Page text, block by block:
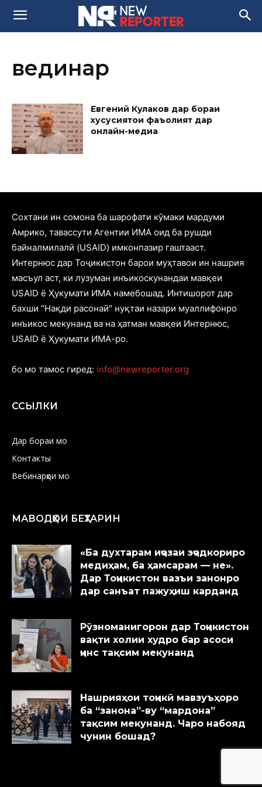
вединар
Евгений Кулаков дар бораи
хусусиятҳои фаъолият дар
онлайн-медиа
Cохтани ин сомона ба шарофати кӯмаки мардуми
Амрико, тавассути Агентии ИМА оид ба рушди
байналмилалӣ (USAID) имконпазир гаштааст.
Интернюс дар Тоҷикистон барои муҳтавои ин нашрия
масъул аст, ки лузуман инъикоскунандаи мавқеи
USAID ё Ҳукумати ИМА намебошад. Интишорот дар
бахши "Нақди расонаӣ" нуқтаи назари муаллифонро
инъикос мекунанд ва на ҳатман мавқеи Интернюс,
USAID ё Ҳукумати ИМА-ро.
бо мо тамос гиред: info@newreporter.org
ССЫЛКИ
Дар бораи мо
Контакты
Вебинарҳои мо
МАВОДҲОИ БЕҲТАРИН
«Ба духтарам иҷозаи эҷодкориро
медиҳам, ба ҳамсарам — не».
Дар Тоҷикистон вазъи занонро
дар санъат пажуҳиш карданд
Рӯзноманигорон дар Тоҷикистон
вақти холии худро бар асоси
ҷинс тақсим мекунанд
Нашрияҳои тоҷикӣ мавзуъҳоро
ба “занона”-ву “мардона”
тақсим мекунанд. Чаро набояд
чунин бошад?